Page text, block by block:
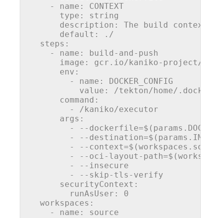
-
name: CONTEXT
type :
string
description :
The build context
default :
./
steps :
-
name: build-and-push
image :
gcr.io/kaniko-project/
env :
-
name: DOCKER_CONFIG
value :
/tekton/home/.docker
command :
-
/kaniko/executor
args :
-
--
-
--
-
--
-
--oci-layout-
-
--insecure
-
--skip-tls-verify
securityContext :
runAsUser :
0
workspaces :
-
name: source